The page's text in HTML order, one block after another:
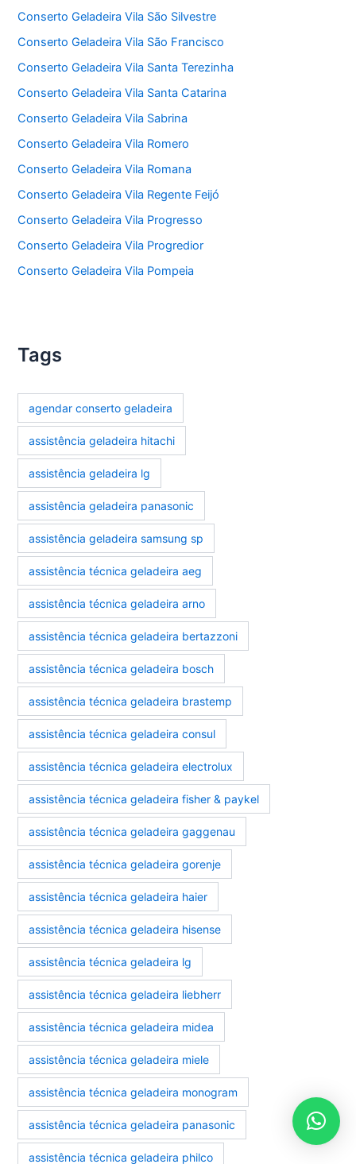
Conserto Geladeira Vila São Silvestre
Conserto Geladeira Vila São Francisco
Conserto Geladeira Vila Santa Terezinha
Conserto Geladeira Vila Santa Catarina
Conserto Geladeira Vila Sabrina
Conserto Geladeira Vila Romero
Conserto Geladeira Vila Romana
Conserto Geladeira Vila Regente Feijó
Conserto Geladeira Vila Progresso
Conserto Geladeira Vila Progredior
Conserto Geladeira Vila Pompeia
Tags
agendar conserto geladeira
assistência geladeira hitachi
assistência geladeira lg
assistência geladeira panasonic
assistência geladeira samsung sp
assistência técnica geladeira aeg
assistência técnica geladeira arno
assistência técnica geladeira bertazzoni
assistência técnica geladeira bosch
assistência técnica geladeira brastemp
assistência técnica geladeira consul
assistência técnica geladeira electrolux
assistência técnica geladeira fisher & paykel
assistência técnica geladeira gaggenau
assistência técnica geladeira gorenje
assistência técnica geladeira haier
assistência técnica geladeira hisense
assistência técnica geladeira lg
assistência técnica geladeira liebherr
assistência técnica geladeira midea
assistência técnica geladeira miele
assistência técnica geladeira monogram
assistência técnica geladeira panasonic
assistência técnica geladeira philco